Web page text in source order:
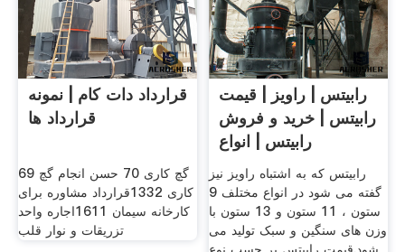
قرارداد دات کام | نمونه
قرارداد ها
69 گچ کاری 70 حسن انجام گچ
کاری 1332قرارداد مشاوره برای
کارخانه سیمان 1611اجاره واحد
تزریقات و نوار قلب
رابیتس | راویز | قیمت
رابیتس | خرید و فروش
رابیتس | انواع
رابیتس که به اشتباه راویز نیز
گفته می شود در انواع مختلف 9
ستون ، 11 ستون و 13 ستون با
وزن های سنگین و سبک تولید می